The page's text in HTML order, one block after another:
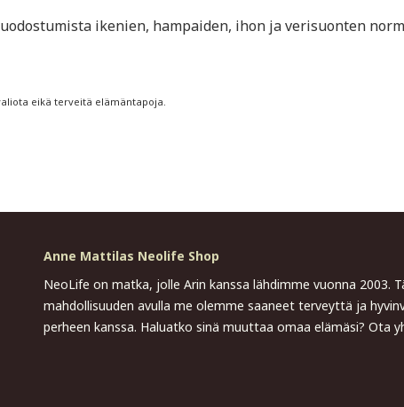
ikenien, hampaiden, ihon ja verisuonten
eikä terveitä elämäntapoja.
Anne Mattilas Neolife Shop
NeoLife on matka, jolle Arin kanssa lähdimme vuonna 2003.
mahdollisuuden avulla me olemme saaneet terveyttä ja
perheen kanssa. Haluatko sinä muuttaa omaa elämäsi? Ota